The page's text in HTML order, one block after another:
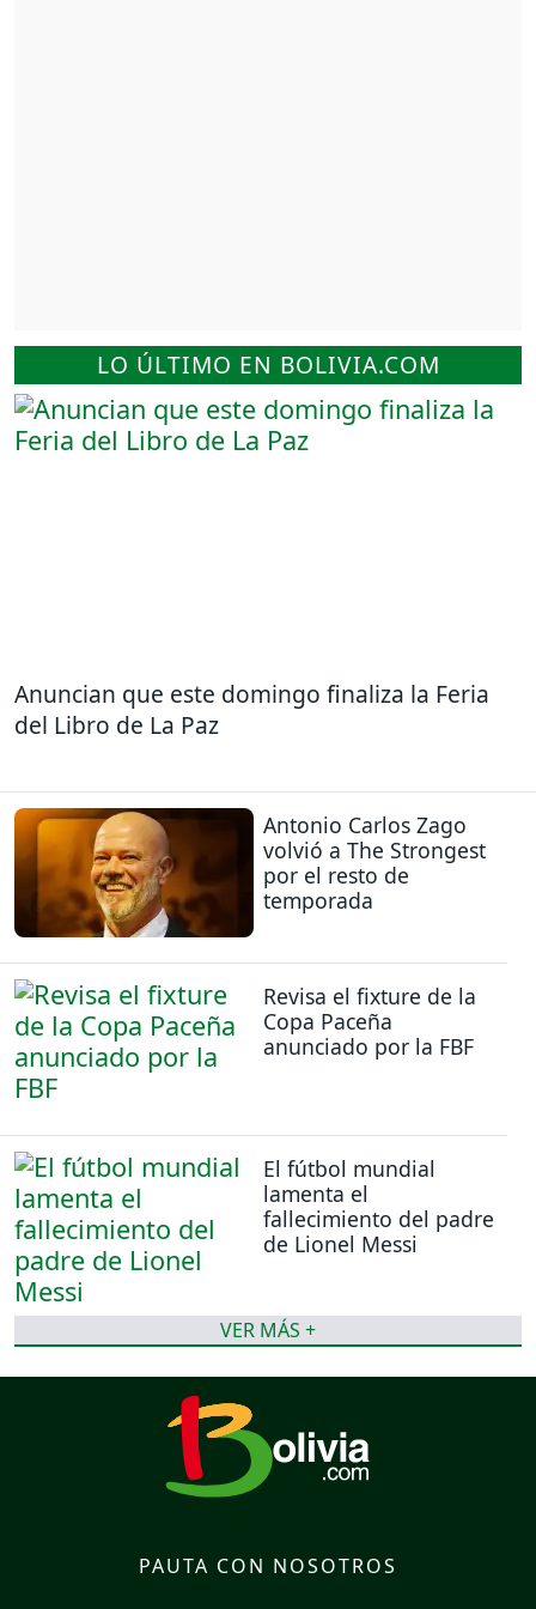
LO ÚLTIMO EN BOLIVIA.COM
Anuncian que este domingo finaliza la Feria
del Libro de La Paz
Antonio Carlos Zago
volvió a The Strongest
por el resto de
temporada
Revisa el fixture de la
Copa Paceña
anunciado por la FBF
El fútbol mundial
lamenta el
fallecimiento del padre
de Lionel Messi
VER MÁS +
PAUTA CON NOSOTROS